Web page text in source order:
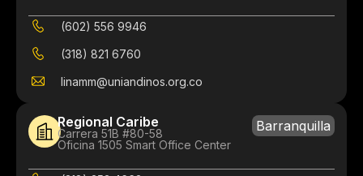
(602) 556 9946
(318) 821 6760
linamm@uniandinos.org.co
Regional Caribe
Carrera 51B #80-58
Oficina 1505 Smart Office Center
Barranquilla